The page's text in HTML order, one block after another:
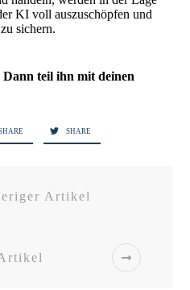
KI voll auszuschöpfen und
sichern.
teil ihn mit deinen
SHARE
Artikel